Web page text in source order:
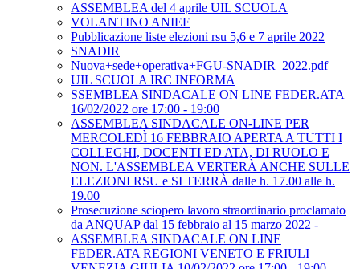
ASSEMBLEA del 4 aprile UIL SCUOLA
VOLANTINO ANIEF
Pubblicazione liste elezioni rsu 5,6 e 7 aprile 2022
SNADIR
Nuova+sede+operativa+FGU-SNADIR_2022.pdf
UIL SCUOLA IRC INFORMA
SSEMBLEA SINDACALE ON LINE FEDER.ATA
16/02/2022 ore 17:00 - 19:00
ASSEMBLEA SINDACALE ON-LINE PER
MERCOLEDÌ 16 FEBBRAIO APERTA A TUTTI I
COLLEGHI, DOCENTI ED ATA, DI RUOLO E
NON. L'ASSEMBLEA VERTERÀ ANCHE SULLE
ELEZIONI RSU e SI TERRÀ dalle h. 17.00 alle h.
19.00
Prosecuzione sciopero lavoro straordinario proclamato
da ANQUAP dal 15 febbraio al 15 marzo 2022 -
ASSEMBLEA SINDACALE ON LINE
FEDER.ATA REGIONI VENETO E FRIULI